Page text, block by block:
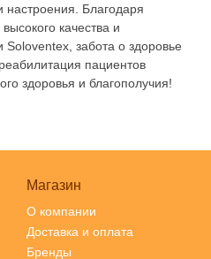
настроения. Благодаря
качества и
забота о здоровье
пациентов
здоровья и благополучия!
Магазин
О компании
Доставка и оплата
Бренды